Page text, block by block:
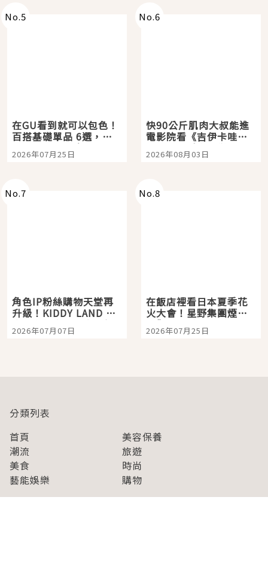
No.5
在GU看到就可以包色！
百搭基礎單品 6選，閉
眼全收也不心疼
2026年07月25日
No.6
快90公斤肌肉大叔能進
電影院看《吉伊卡哇》
嗎？日本重金屬樂團
「打首」會長與nagano
2026年08月03日
No.7
角色IP粉絲購物天堂再
升級！KIDDY LAND 原
宿店吉伊卡哇迎客，新
開幕 OMOKADO 店3分
2026年07月07日
No.8
在飯店裡看日本夏季花
火大會！星野集團煙火
景觀飯店6選，讓你不用
人擠人悠閒欣賞
2026年07月25日
分類列表
首頁
美容保養
潮流
旅遊
美食
時尚
藝能娛樂
購物